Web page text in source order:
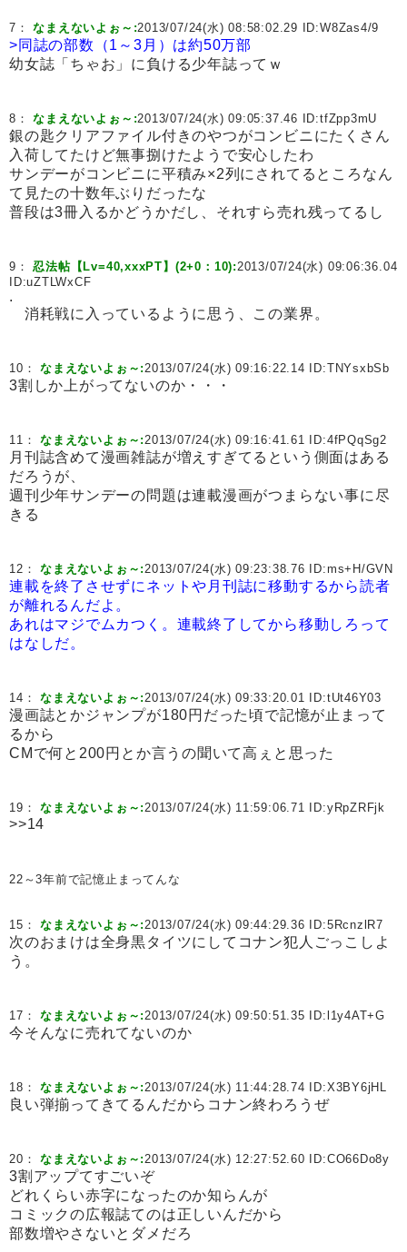
7：なまえないよぉ～:2013/07/24(水) 08:58:02.29 ID:W8Zas4/9
>同誌の部数（1～3月）は約50万部
幼女誌「ちゃお」に負ける少年誌ってｗ
8：なまえないよぉ～:2013/07/24(水) 09:05:37.46 ID:tfZpp3mU
銀の匙クリアファイル付きのやつがコンビニにたくさん
入荷してたけど無事捌けたようで安心したわ
サンデーがコンビニに平積み×2列にされてるところなん
て見たの十数年ぶりだったな
普段は3冊入るかどうかだし、それすら売れ残ってるし
9：忍法帖【Lv=40,xxxPT】(2+0：10):2013/07/24(水) 09:06:36.04
ID:uZTLWxCF
.
消耗戦に入っているように思う、この業界。
10：なまえないよぉ～:2013/07/24(水) 09:16:22.14 ID:TNYsxbSb
3割しか上がってないのか・・・
11：なまえないよぉ～:2013/07/24(水) 09:16:41.61 ID:4fPQqSg2
月刊誌含めて漫画雑誌が増えすぎてるという側面はある
だろうが、
週刊少年サンデーの問題は連載漫画がつまらない事に尽
きる
12：なまえないよぉ～:2013/07/24(水) 09:23:38.76 ID:ms+H/GVN
連載を終了させずにネットや月刊誌に移動するから読者
が離れるんだよ。
あれはマジでムカつく。連載終了してから移動しろって
はなしだ。
14：なまえないよぉ～:2013/07/24(水) 09:33:20.01 ID:tUt46Y03
漫画誌とかジャンプが180円だった頃で記憶が止まって
るから
CMで何と200円とか言うの聞いて高ぇと思った
19：なまえないよぉ～:2013/07/24(水) 11:59:06.71 ID:yRpZRFjk
>>14
22～3年前で記憶止まってんな
15：なまえないよぉ～:2013/07/24(水) 09:44:29.36 ID:5RcnzlR7
次のおまけは全身黒タイツにしてコナン犯人ごっこしよ
う。
17：なまえないよぉ～:2013/07/24(水) 09:50:51.35 ID: l1y4AT+G
今そんなに売れてないのか
18：なまえないよぉ～:2013/07/24(水) 11:44:28.74 ID:X3BY6jHL
良い弾揃ってきてるんだからコナン終わろうぜ
20：なまえないよぉ～:2013/07/24(水) 12:27:52.60 ID:CO66Do8y
3割アップてすごいぞ
どれくらい赤字になったのか知らんが
コミックの広報誌てのは正しいんだから
部数増やさないとダメだろ